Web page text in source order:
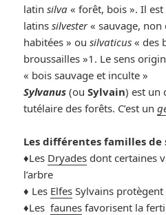
latinsilva « forêt, bois ». Il
latinssilvester« sauvage,
habitées » ousilvaticus « des
broussailles »1. Le sens
« bois sauvage et inculte »
Sylvanus (ouSylvain) est un
tutélaire des forêts. C’est un
Les différentes familles de
♦️Les Dryades dont certaines
l’arbre
♦️ Les Elfes Sylvains
♦️Lesfaunes favorisent la